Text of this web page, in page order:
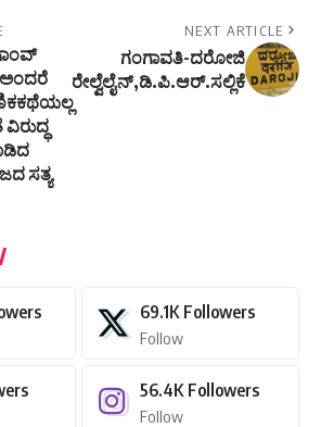
ವಿರುದ್ಧ
ಸತ್ಯ
NEXT ARTICLE
ಗಂಗಾವತಿ-ದರೋಜಿ
ರೇಲ್ವೆಲೈನ್,ಡಿ.ಪಿ.ಆರ್.ಸಲ್ಲಿಕೆ
69.1K Followers
Follow
56.4K Followers
Follow